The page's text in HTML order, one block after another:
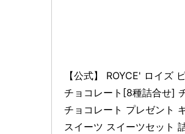
【公式】 ROYCE' ロイズ
チョコレート[8種詰合せ]
チョコレート プレゼント
スイーツ スイーツセット